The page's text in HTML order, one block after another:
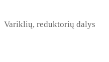
Variklių, reduktorių dalys